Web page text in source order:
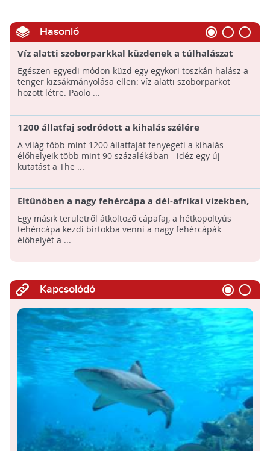
Hasonló
Víz alatti szoborparkkal küzdenek a túlhalászat
ellen
Egészen egyedi módon küzd egy egykori toszkán halász a
tenger kizsákmányolása ellen: víz alatti szoborparkot
hozott létre. Paolo ...
1200 állatfaj sodródott a kihalás szélére
A világ több mint 1200 állatfaját fenyegeti a kihalás
élőhelyeik több mint 90 százalékában - idéz egy új
kutatást a The ...
Eltűnőben a nagy fehércápa a dél-afrikai vizekben,
élőhelyét másik cápafaj veszi birtokba
Egy másik területről átköltöző cápafaj, a hétkopoltyús
tehéncápa kezdi birtokba venni a nagy fehércápák
élőhelyét a ...
Kapcsolódó